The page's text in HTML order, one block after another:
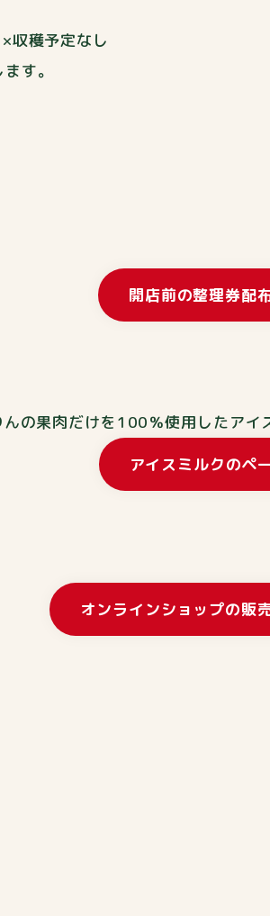
穫予定なし
す。
開店前の整理券配
の果肉だけを100％使用したアイ
アイスミルクのペ
オンラインショップの販